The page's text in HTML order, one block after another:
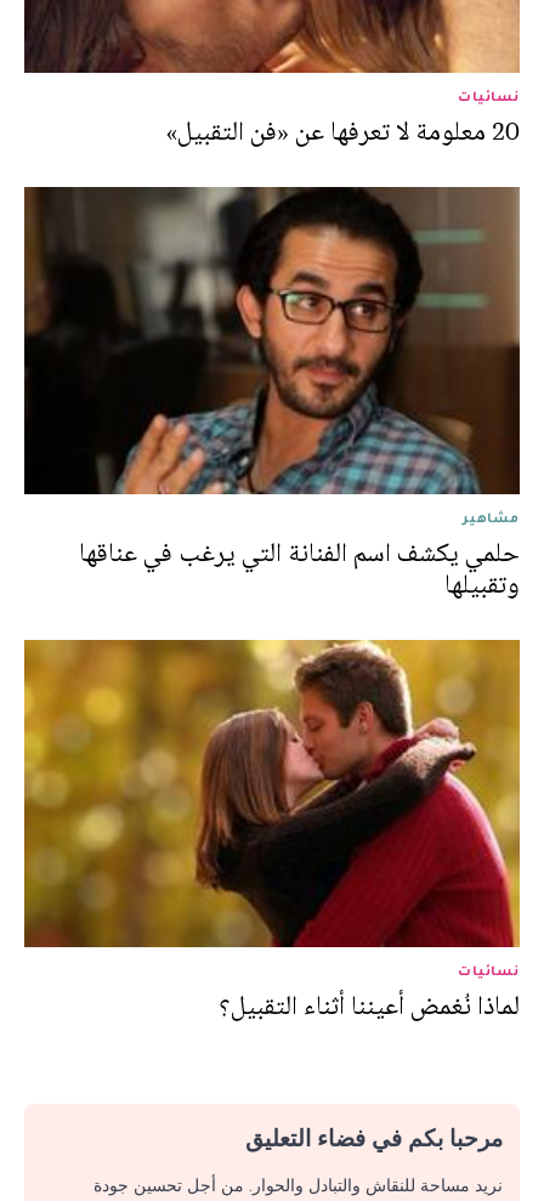
نسائيات
20 معلومة لا تعرفها عن «فن التقبيل»
مشاهير
حلمي يكشف اسم الفنانة التي يرغب في عناقها
وتقبيلها
نسائيات
لماذا نُغمض أعيننا أثناء التقبيل؟
مرحبا بكم في فضاء التعليق
نريد مساحة للنقاش والتبادل والحوار. من أجل تحسين جودة